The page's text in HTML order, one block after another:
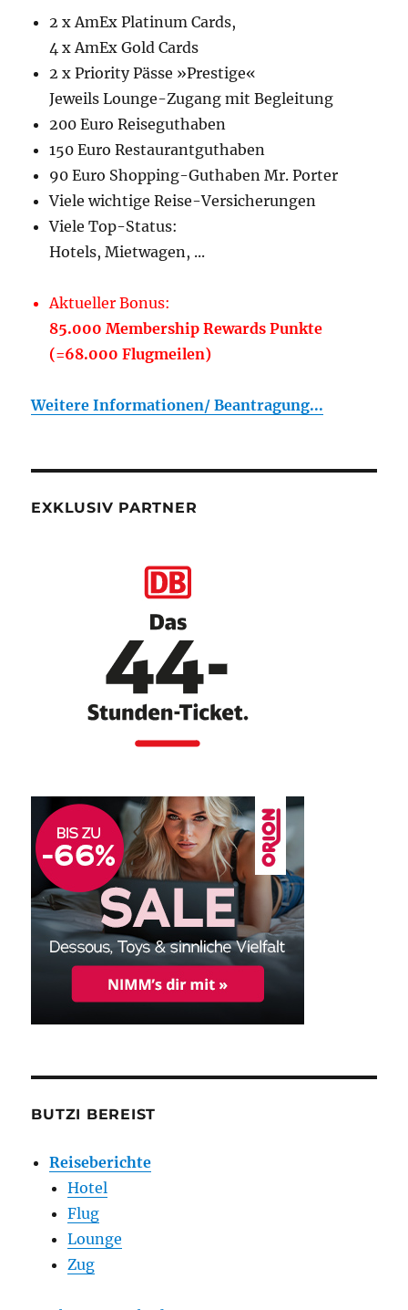
2 x AmEx Platinum Cards,
4 x AmEx Gold Cards
2 x Priority Pässe »Prestige«
Jeweils Lounge-Zugang mit Begleitung
200 Euro Reiseguthaben
150 Euro Restaurantguthaben
90 Euro Shopping-Guthaben Mr. Porter
Viele wichtige Reise-Versicherungen
Viele Top-Status:
Hotels, Mietwagen, ...
Aktueller Bonus:
85.000 Membership Rewards Punkte
(=68.000 Flugmeilen)
Weitere Informationen/ Beantragung...
EXKLUSIV PARTNER
BUTZI BEREIST
Reiseberichte
Hotel
Flug
Lounge
Zug